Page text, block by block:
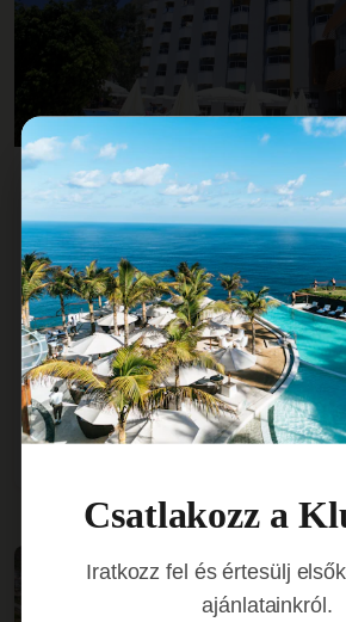
Simply Fine Hotel Alize**** –
Törökország Török Riviéra »Alanya
All Inclusive Repülős| Budapest
2026. 10. 23. – 10. 30. | 7 éjszaka
MÁR CSAK PÁR HELY!
336 432 Ft
211 952 Ft
Csatlakozz a
Iratkozz fel és értesülj
ajánlatainkról.